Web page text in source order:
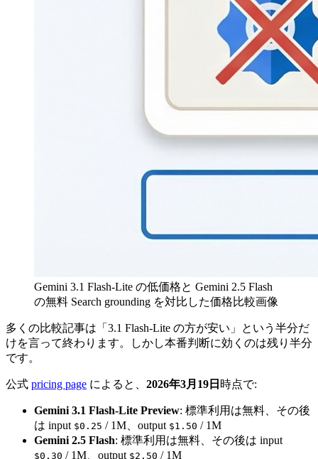
Gemini 3.1 Flash-Lite の低価格と Gemini 2.5 Flash
の無料 Search grounding を対比した価格比較画像
多くの比較記事は「3.1 Flash-Lite の方が安い」という半分だ
けを言って終わります。しかし本番判断に効くのは残り半分
です。
公式 pricing page によると、 2026年3月19日 時点で:
Gemini 3.1 Flash-Lite Preview: 標準利用は無料、その後
は input $0.25 / 1M、output $1.50 / 1M
Gemini 2.5 Flash: 標準利用は無料、その後は input
$0.30 / 1M、output $2.50 / 1M